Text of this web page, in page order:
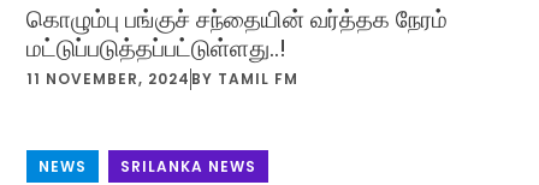
கொழும்பு பங்குச் சந்தையின் வர்த்தக நேரம்
மட்டுப்படுத்தப்பட்டுள்ளது..!
11 NOVEMBER, 2024 BY TAMIL FM
NEWS SRILANKA NEWS